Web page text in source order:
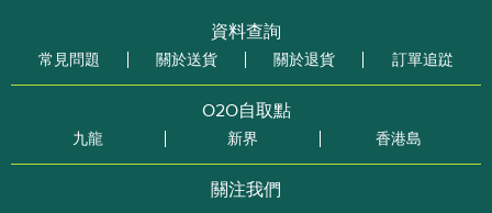
資料查詢
常見問題 關於送貨 關於退貨 訂單追踨
O2O自取點
九龍 新界 香港島
關注我們